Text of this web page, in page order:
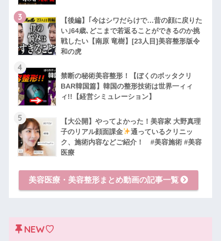
3
【後編】｢今はシワだらけで…昔の顔に戻りた
い｣64歳､どこまで若返ることができるのか挑
戦したい【南原 竜樹】[23人目]美容整形版令
和の虎
4
禁断の秘術美容整形！【ぼくのボッタクリ
BAR韓国篇】韓国の整形技術は世界一ィィ
ィ!!【経営シミュレーション】
5
【大公開】やってよかった！美容家 大野真理
子のリアル顔面課金
通っているクリニッ
ク、施術内容などご紹介！ #美容施術 #美容
医療
美容医療・美容整形まとめ動画の記事一覧
NEW♡